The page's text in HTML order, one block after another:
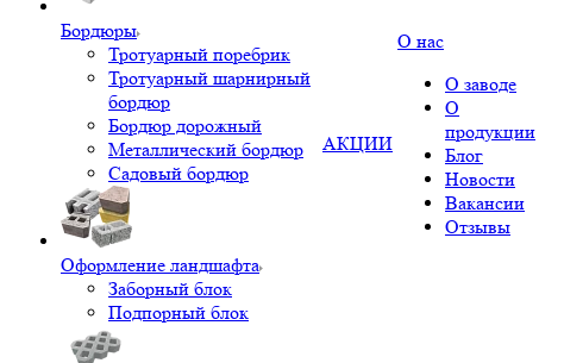
Бордюры
Тротуарный поребрик
Тротуарный шарнирный
бордюр
Бордюр дорожный
Металлический бордюр
Садовый бордюр
Оформление ландшафта
Заборный блок
Подпорный блок
АКЦИИ
О нас
О заводе
О
продукции
Блог
Новости
Вакансии
Отзывы